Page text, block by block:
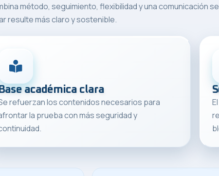
método, seguimiento, flexibilidad y una comunicación
resulte más claro y sostenible.
Base académica clara
refuerzan los contenidos necesarios para
la prueba con más seguridad y